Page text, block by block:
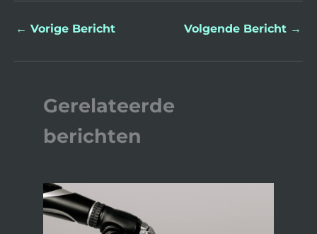
← Vorige Bericht Volgende Bericht →
Gerelateerde
berichten